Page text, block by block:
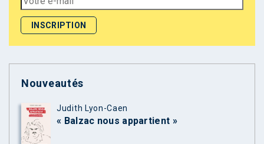
Nouveautés
Judith Lyon-Caen
« Balzac nous appartient »